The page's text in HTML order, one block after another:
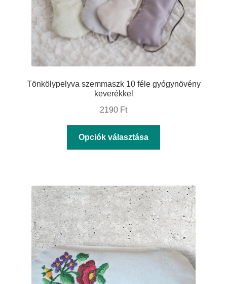
Tönkölypelyva szemmaszk 10 féle gyógynövény
keverékkel
2190 Ft
Opciók választása
variációja
van.
A
változatok
a
termékoldalon
választhatók